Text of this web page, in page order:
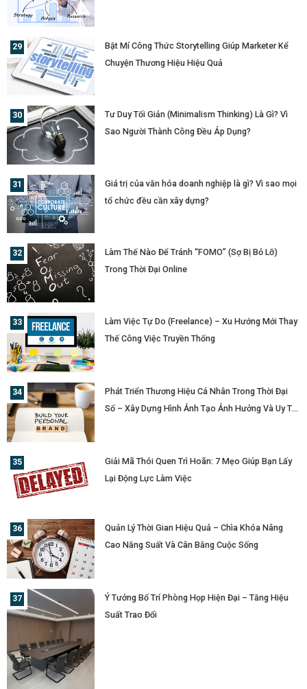
Bật Mí Công Thức Storytelling Giúp Marketer Kể
Chuyện Thương Hiệu Hiệu Quả
Tư Duy Tối Giản (Minimalism Thinking) Là Gì? Vì
Sao Người Thành Công Đều Áp Dụng?
Giá trị của văn hóa doanh nghiệp là gì? Vì sao mọi
tổ chức đều cần xây dựng?
Làm Thế Nào Để Tránh “FOMO” (Sợ Bị Bỏ Lỡ)
Trong Thời Đại Online
Làm Việc Tự Do (Freelance) – Xu Hướng Mới Thay
Thế Công Việc Truyền Thống
Phát Triển Thương Hiệu Cá Nhân Trong Thời Đại
Số – Xây Dựng Hình Ảnh Tạo Ảnh Hưởng Và Uy Tín
Giải Mã Thói Quen Trì Hoãn: 7 Mẹo Giúp Bạn Lấy
Lại Động Lực Làm Việc
Quản Lý Thời Gian Hiệu Quả – Chìa Khóa Nâng
Cao Năng Suất Và Cân Bằng Cuộc Sống
Ý Tưởng Bố Trí Phòng Họp Hiện Đại – Tăng Hiệu
Suất Trao Đổi